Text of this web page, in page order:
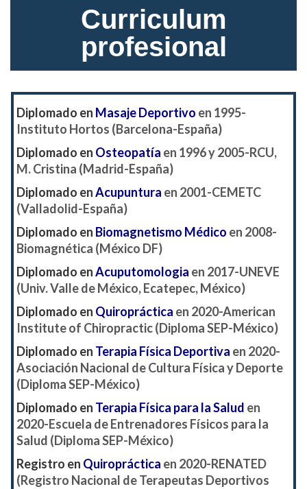
Curriculum
profesional
Diplomado en Masaje Deportivo en 1995-
Instituto Hortos (Barcelona-España)
Diplomado en Osteopatía en 1996 y 2005-RCU,
M. Cristina (Madrid-España)
Diplomado enAcupuntura en 2001-CEMETC
(Valladolid-España)
Diplomado en Biomagnetismo Médico en 2008-
Biomagnética (México DF)
Diplomado enAcuputomologia en 2017-UNEVE
(Univ. Valle de México, Ecatepec, México)
Diplomado en Quiropráctica en 2020-American
Institute of Chiropractic (Diploma SEP-México)
Diplomado en Terapia Física Deportiva en 2020-
Asociación Nacional de Cultura Física y Deporte
(Diploma SEP-México)
Diplomado en Terapia Física para la Salud en
2020-Escuela de Entrenadores Físicos para la
Salud (Diploma SEP-México)
Registro en Quiropráctica en 2020-RENATED
(Registro Nacional de Terapeutas Deportivos